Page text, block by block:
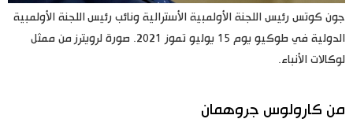
تجارب وآراء
اقتصاد
موسوعة اليابان
المطبخ الياباني
جون كوتس رئيس اللجنة الأولمبية الأسترالية ونائب رئيس اللجنة الأولمبية
الدولية في طوكيو يوم 15 يوليو تموز 2021. صورة لرويترز من ممثل
لوكالات الأنباء.
من كارولوس جروهمان